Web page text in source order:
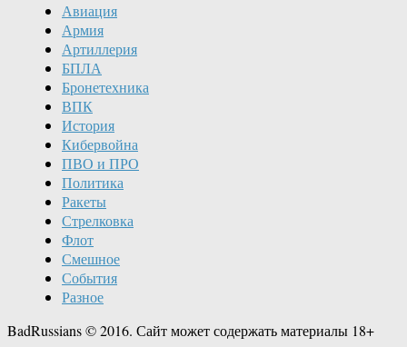
Авиация
Армия
Артиллерия
БПЛА
Бронетехника
ВПК
История
Кибервойна
ПВО и ПРО
Политика
Ракеты
Стрелковка
Флот
Смешное
События
Разное
BadRussians © 2016. Сайт может содержать материалы 18+